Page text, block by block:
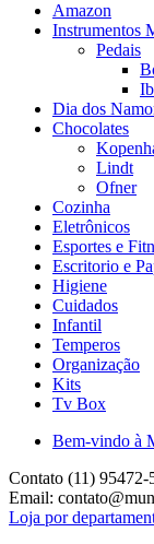
Amazon
Instrumentos
Pedais
Dia dos
Chocolates
Lindt
Ofner
Cozinha
Eletrônicos
Esportes e
Escritorio e
Higiene
Cuidados
Infantil
Temperos
Organização
Kits
Tv Box
Bem-vindo à
Contato (11) 95472-
Email:
Loja por